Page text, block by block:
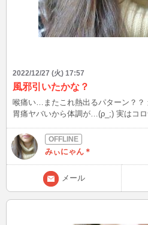
2022/12/27 (火) 17:57
風邪引いたかな？
喉痛い…またこれ熱出るパターン？？
胃痛ヤバいから体調が…(ρ_;) 実はコ
みぃにゃん＊
メール